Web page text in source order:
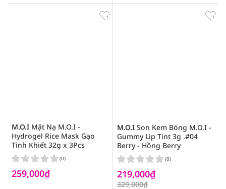
M.O.I Mặt Nạ M.O.I -
Hydrogel Rice Mask Gạo
Tinh Khiết 32g x 3Pcs
259,000₫
(0)
M.O.I Son Kem Bóng M.O.I -
Gummy Lip Tint 3g .#04
Berry - Hồng Berry
219,000₫
329,000₫
(0)